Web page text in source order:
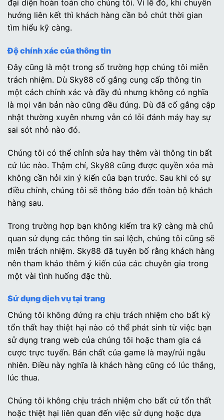
đại diện hoàn toàn cho chúng tôi. Vì lẽ đó, khi chuyển
hướng liên kết thì khách hàng cần bỏ chút thời gian
tìm hiểu kỹ càng.
Độ chính xác của thông tin
Đây cũng là một trong số trường hợp chúng tôi miễn
trách nhiệm. Dù Sky88 cố gắng cung cấp thông tin
một cách chính xác và đầy đủ nhưng không có nghĩa
là mọi văn bản nào cũng đều đúng. Dù đã cố gắng cập
nhật thường xuyên nhưng vẫn có lỗi đánh máy hay sự
sai sót nhỏ nào đó.
Chúng tôi có thể chỉnh sửa hay thêm vài thông tin bất
cứ lúc nào. Thậm chí, Sky88 cũng được quyền xóa mà
không cần hỏi xin ý kiến của bạn trước. Sau khi có sự
điều chỉnh, chúng tôi sẽ thông báo đến toàn bộ khách
hàng sau.
Trong trường hợp bạn không kiểm tra kỹ càng mà chủ
quan sử dụng các thông tin sai lệch, chúng tôi cũng sẽ
miễn trách nhiệm. Sky88 đã tuyên bố rằng khách hàng
nên tham khảo thêm ý kiến của các chuyên gia trong
một vài tình huống đặc thù.
Sử dụng dịch vụ tại trang
Chúng tôi không đứng ra chịu trách nhiệm cho bất kỳ
tổn thất hay thiệt hại nào có thể phát sinh từ việc bạn
sử dụng trang web của chúng tôi hoặc tham gia cá
cược trực tuyến. Bản chất của game là may/rủi ngẫu
nhiên. Điều này nghĩa là khách hàng cũng có lúc thắng,
lúc thua.
Chúng tôi không chịu trách nhiệm cho bất cứ tổn thất
hoặc thiệt hại liên quan đến việc sử dụng hoặc dựa